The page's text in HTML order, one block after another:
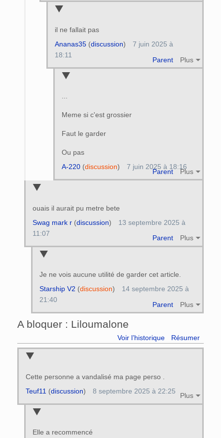
il ne fallait pas
Parent Plus
Ananas35(discussion)
7 juin 2025 à
18:11
...
Meme si c'est grossier
Faut le garder
Ou pas
Parent Plus
A-220(discussion) 7 juin 2025 à 18:16
ouais il aurait pu metre bete
Parent Plus
Swag mark r(discussion)
13 septembre 2025 à
11:07
Je ne vois aucune utilité de garder cet article.
Parent Plus
Starship V2 (discussion)
14 septembre 2025 à
21:40
A bloquer : Liloumalone
Voir l’historique Résumer
Cette personne a vandalisé ma page perso .
Plus
Teuf11 (discussion) 8 septembre 2025 à 22:25
Elle a recommencé